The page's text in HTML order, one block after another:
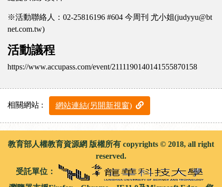
※活動聯絡人：02-25816196 #604 今周刊 尤小姐(judyyu@bt
net.com.tw)
活動議程
https://www.accupass.com/event/2111190140141555870158
相關網站 : 網站連結(另開新視窗)
教育部人權教育資源網 版權所有 copyrights © 2018, all right
reserved.
受託單位：